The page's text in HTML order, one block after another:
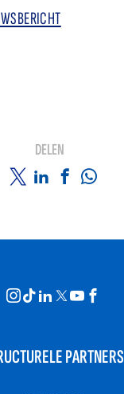
DELEN
PARTNERS